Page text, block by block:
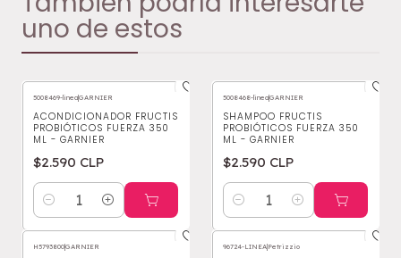
uno de estos
5008469-linea|GARNIER
ACONDICIONADOR FRUCTIS
PROBIÓTICOS FUERZA 350
ML - GARNIER
$2.590 CLP
Cantidad
5008468-linea|GARNIER
SHAMPOO FRUCTIS
PROBIÓTICOS FUERZA 350
ML - GARNIER
$2.590 CLP
Cantidad
H5793800|GARNIER 96724-LINEA|Petrizzio